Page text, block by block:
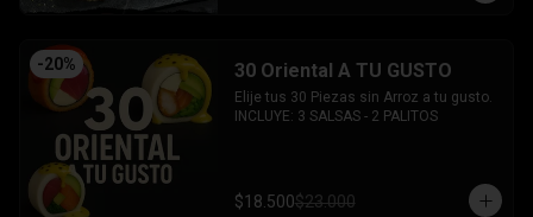
-20% 30 Oriental A TU GUSTO
Elije tus 30 Piezas sin Arroz a tu gusto.
INCLUYE: 3 SALSAS - 2 PALITOS
$18.500$23.000